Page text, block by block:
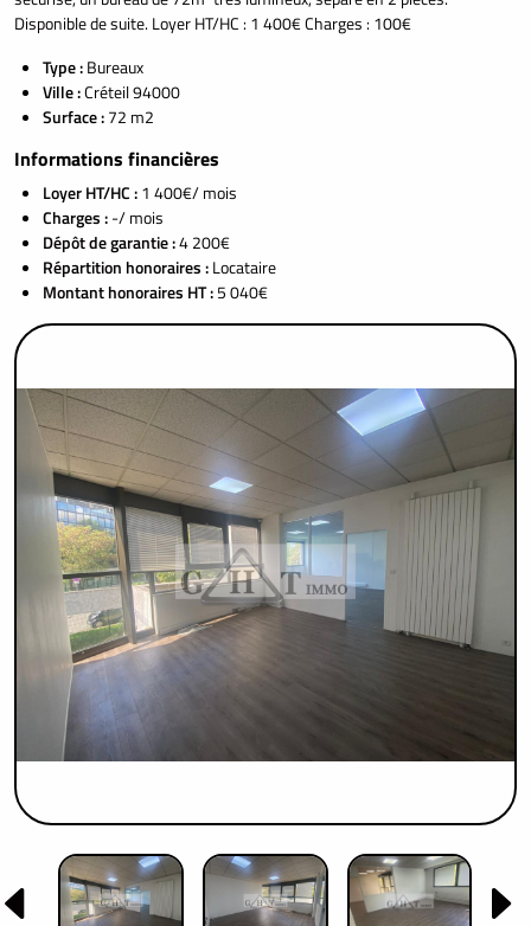
Disponible de suite. Loyer HT/HC : 1 400€ Charges : 100€
Type :Bureaux
Ville :Créteil 94000
Surface :72 m2
Informations financières
Loyer HT/HC :1 400€/ mois
Charges :-/ mois
Dépôt de garantie :4 200€
Répartition honoraires :Locataire
Montant honoraires HT :5 040€